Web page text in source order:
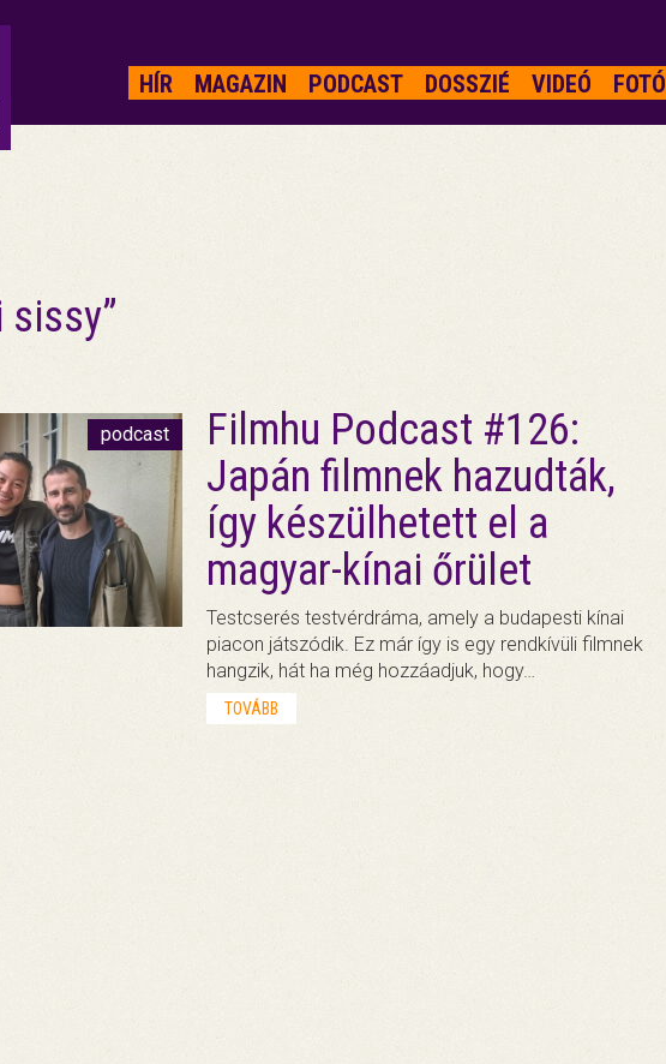
HÍR MAGAZIN PODCAST DOSSZIÉ VIDEÓ FOTÓ
sissy”
podcast
Filmhu Podcast #126:
Japán filmnek hazudták,
így készülhetett el a
magyar-kínai őrület
Testcserés testvérdráma, amely a budapesti kínai
piacon játszódik. Ez már így is egy rendkívüli filmnek
hangzik, hát ha még hozzáadjuk, hogy…
TOVÁBB